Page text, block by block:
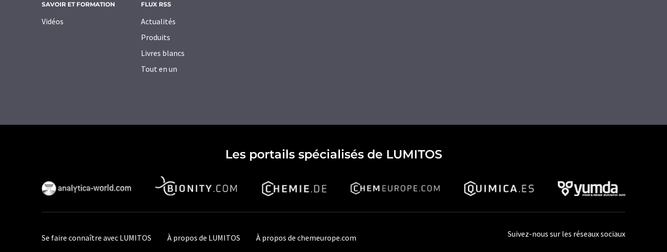
SAVOIR ET FORMATION
Vidéos
FLUX RSS
Actualités
Produits
Livres blancs
Tout en un
Les portails spécialisés de LUMITOS
Se faire connaître avec LUMITOS À propos de LUMITOS À propos de chemeurope.com Suivez-nous sur les réseaux sociaux